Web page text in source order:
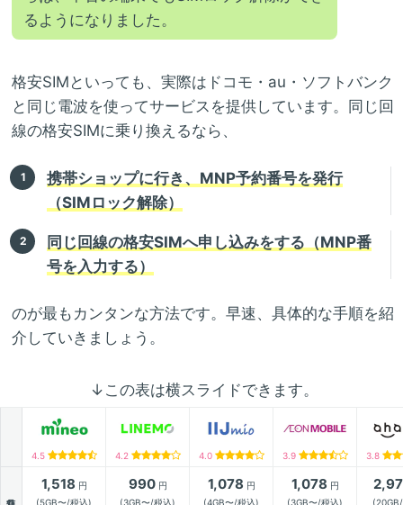
るようになりました。
格安SIMといっても、実際はドコモ・au・ソフトバンク
と同じ電波を使ってサービスを提供しています。同じ回
線の格安SIMに乗り換えるなら、
携帯ショップに行き、MNP予約番号を発行
（SIMロック解除）
同じ回線の格安SIMへ申し込みをする（MNP番
号を入力する）
のが最もカンタンな方法です。早速、具体的な手順を紹
介していきましょう。
↓この表は横スライドできます。
4.5 4.2 4.0 3.9 3.8
1,518 円
(5GB〜/税込)
990円
(3GB〜/税込)
1,078 円
(4GB〜/税込)
1,078 円
(3GB〜/税込)